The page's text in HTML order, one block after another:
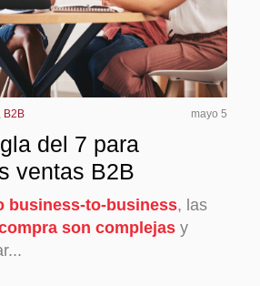
B2B mayo 5
del 7 para
ventas B2B
business-to-business, las
son complejas y